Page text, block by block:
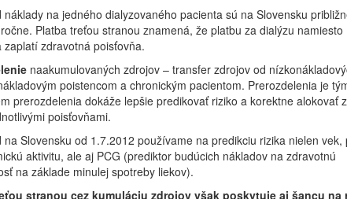
náklady na jedného dialyzovaného pacienta sú na Slovensku
Platba treťou stranou znamená, že platbu za dialýzu namiesto
zaplatí zdravotná poisťovňa.
naakumulovaných zdrojov – transfer zdrojov od
poistencom a chronickým pacientom. Prerozdelenia je
prerozdelenia dokáže lepšie predikovať riziko a korektne alokovať
poisťovňami.
na Slovensku od 1.7.2012 používame na predikciu rizika nielen vek,
aktivitu, ale aj PCG (prediktor budúcich nákladov na zdravotnú
na základe minulej spotreby liekov).
stranou cez kumuláciu zdrojov však poskytuje aj šancu na